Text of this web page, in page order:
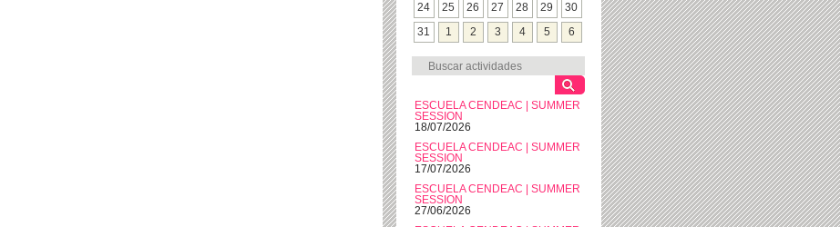
24 25 26 27 28 29 30
31 1 2 3 4 5 6
ESCUELA CENDEAC | SUMMER
SESSION
18/07/2026
ESCUELA CENDEAC | SUMMER
SESSION
17/07/2026
ESCUELA CENDEAC | SUMMER
SESSION
27/06/2026